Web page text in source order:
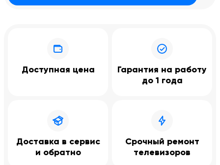
Доступная цена
Гарантия на работу
до 1 года
Доставка в сервис
и обратно
Срочный ремонт
телевизоров